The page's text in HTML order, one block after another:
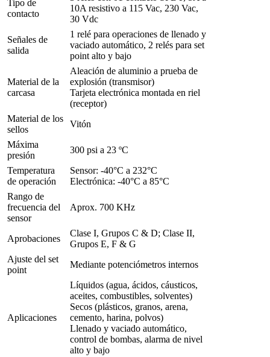
Tipo de
contacto
10A resistivo a 115 Vac, 230 Vac,
30 Vdc
Señales de
salida
1 relé para operaciones de llenado y
vaciado automático, 2 relés para set
point alto y bajo
Material de la
carcasa
Aleación de aluminio a prueba de
explosión (transmisor)
Tarjeta electrónica montada en riel
(receptor)
Material de los
sellos
Vitón
Máxima
presión
300 psi a 23 ºC
Temperatura
de operación
Sensor: -40°C a 232°C
Electrónica: -40°C a 85°C
Rango de
frecuencia del
sensor
Aprox. 700 KHz
Aprobaciones
Clase I, Grupos C & D; Clase II,
Grupos E, F & G
Ajuste del set
point
Mediante potenciómetros internos
Aplicaciones
Líquidos (agua, ácidos, cáusticos,
aceites, combustibles, solventes)
Secos (plásticos, granos, arena,
cemento, harina, polvos)
Llenado y vaciado automático,
control de bombas, alarma de nivel
alto y bajo